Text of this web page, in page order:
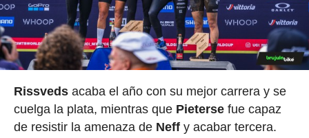
Rissvedsacaba el año con su mejor carrera y se
cuelga la plata, mientras que Pietersefue capaz
de resistir la amenaza de Neffy acabar tercera.